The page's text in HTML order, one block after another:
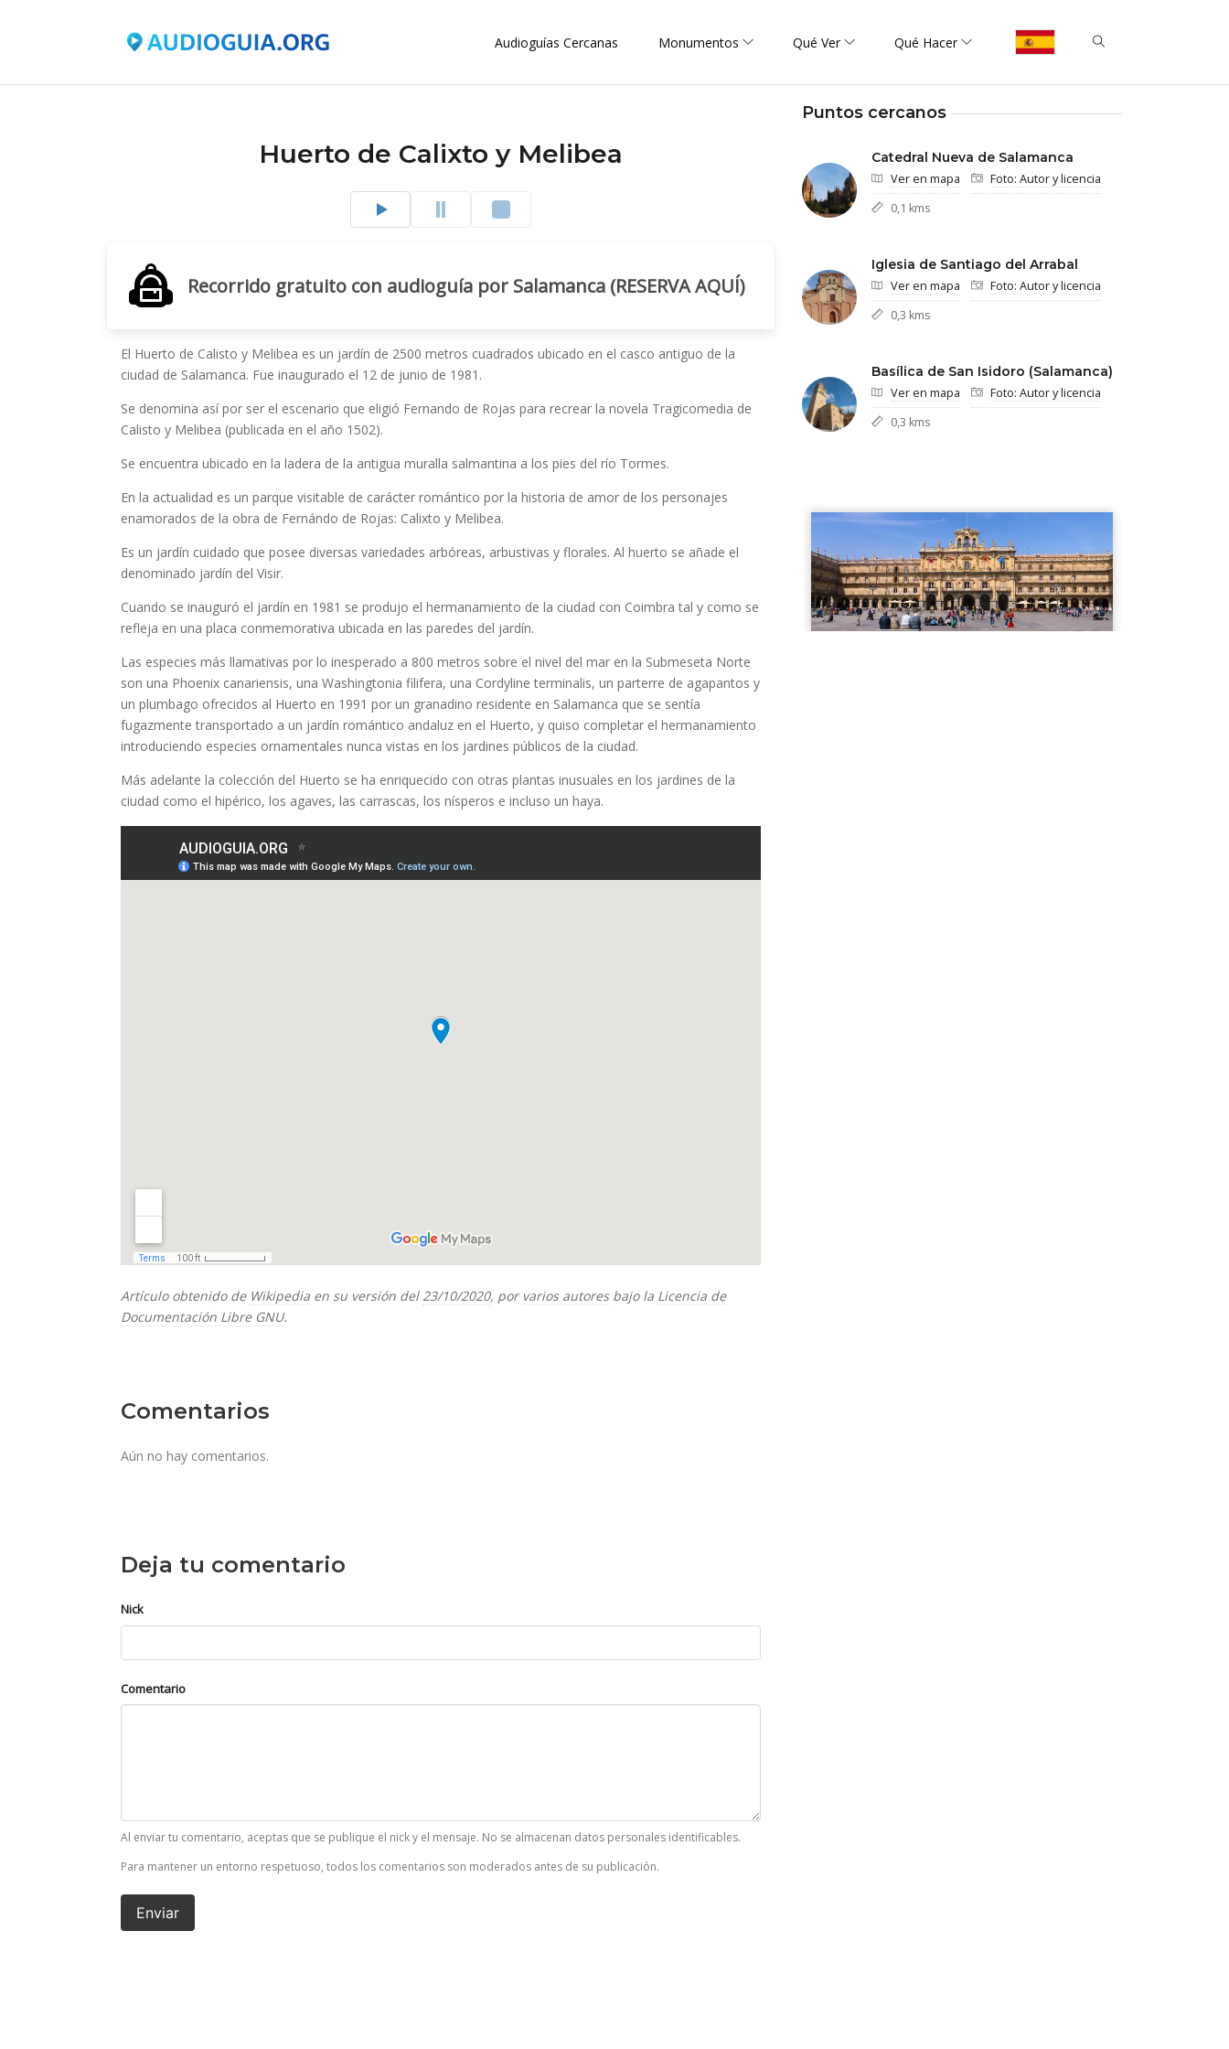
Audioguías Cercanas Monumentos Qué Ver Qué Hacer
Huerto de Calixto y Melibea
Recorrido gratuito con audioguía por Salamanca (RESERVA AQUÍ)
El Huerto de Calisto y Melibea es un jardín de 2500 metros cuadrados ubicado en el casco antiguo de la
ciudad de Salamanca. Fue inaugurado el 12 de junio de 1981.
Se denomina así por ser el escenario que eligió Fernando de Rojas para recrear la novela Tragicomedia de
Calisto y Melibea (publicada en el año 1502).
Se encuentra ubicado en la ladera de la antigua muralla salmantina a los pies del río Tormes.
En la actualidad es un parque visitable de carácter romántico por la historia de amor de los personajes
enamorados de la obra de Fernándo de Rojas: Calixto y Melibea.
Es un jardín cuidado que posee diversas variedades arbóreas, arbustivas y florales. Al huerto se añade el
denominado jardín del Visir.
Cuando se inauguró el jardín en 1981 se produjo el hermanamiento de la ciudad con Coimbra tal y como se
refleja en una placa conmemorativa ubicada en las paredes del jardín.
Las especies más llamativas por lo inesperado a 800 metros sobre el nivel del mar en la Submeseta Norte
son una Phoenix canariensis, una Washingtonia filifera, una Cordyline terminalis, un parterre de agapantos y
un plumbago ofrecidos al Huerto en 1991 por un granadino residente en Salamanca que se sentía
fugazmente transportado a un jardín romántico andaluz en el Huerto, y quiso completar el hermanamiento
introduciendo especies ornamentales nunca vistas en los jardines públicos de la ciudad.
Más adelante la colección del Huerto se ha enriquecido con otras plantas inusuales en los jardines de la
ciudad como el hipérico, los agaves, las carrascas, los nísperos e incluso un haya.
Artículo obtenido de Wikipedia en su versión del23/10/2020, por varios autoresbajo la Licencia de
Documentación Libre GNU.
Comentarios
Aún no hay comentarios.
Deja tu comentario
Nick
Comentario
Al enviar tu comentario, aceptas que se publique el nick y el mensaje. No se almacenan datos personales identificables.
Para mantener un entorno respetuoso, todos los comentarios son moderados antes de su publicación.
Enviar
Puntos cercanos
Catedral Nueva de Salamanca
Ver en mapa
Foto: Autor y licencia
0,1 kms
Iglesia de Santiago del Arrabal
Ver en mapa
Foto: Autor y licencia
0,3 kms
Basílica de San Isidoro (Salamanca)
Ver en mapa
Foto: Autor y licencia
0,3 kms